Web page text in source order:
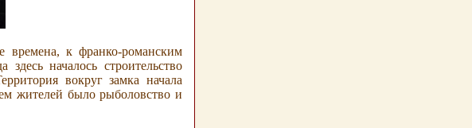
времена, к франко-романским
началось строительство
вокруг замка начала
жителей было рыболовство и